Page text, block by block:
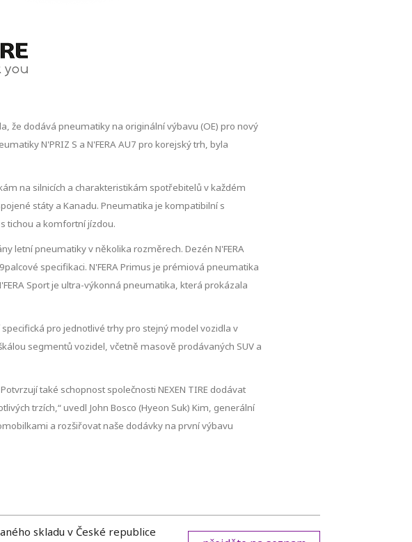
že dodává pneumatiky na originální výbavu (OE) pro nový
N'PRIZ S a N'FERA AU7 pro korejský trh, byla
na silnicích a charakteristikám spotřebitelů v každém
státy a Kanadu. Pneumatika je kompatibilní s
tichou a komfortní jízdou.
letní pneumatiky v několika rozměrech. Dezén N'FERA
specifikaci. N'FERA Primus je prémiová pneumatika
Sport je ultra-výkonná pneumatika, která prokázala
pro jednotlivé trhy pro stejný model vozidla v
segmentů vozidel, včetně masově prodávaných SUV a
také schopnost společnosti NEXEN TIRE dodávat
trzích,“ uvedl John Bosco (Hyeon Suk) Kim, generální
a rozšiřovat naše dodávky na první výbavu
skladu v České republice